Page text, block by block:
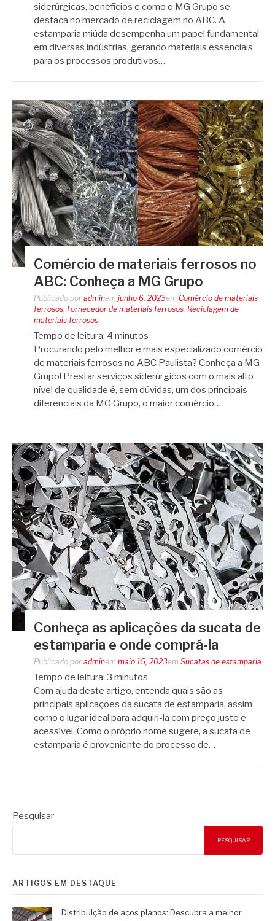
siderúrgicas, benefícios e como o MG Grupo se
destaca no mercado de reciclagem no ABC. A
estamparia miúda desempenha um papel fundamental
em diversas indústrias, gerando materiais essenciais
para os processos produtivos…
Comércio de materiais ferrosos no
ABC: Conheça a MG Grupo
Publicado por adminem junho 6, 2023em Comércio de materiais
ferrosos Fornecedor de materiais ferrosos Reciclagem de
materiais ferrosos
Tempo de leitura: 4 minutos
Procurando pelo melhor e mais especializado comércio
de materiais ferrosos no ABC Paulista? Conheça a MG
Grupo! Prestar serviços siderúrgicos com o mais alto
nível de qualidade é, sem dúvidas, um dos principais
diferenciais da MG Grupo, o maior comércio…
Conheça as aplicações da sucata de
estamparia e onde comprá-la
Publicado por adminem maio 15, 2023em Sucatas de estamparia
Tempo de leitura: 3 minutos
Com ajuda deste artigo, entenda quais são as
principais aplicações da sucata de estamparia, assim
como o lugar ideal para adquiri-la com preço justo e
acessível. Como o próprio nome sugere, a sucata de
estamparia é proveniente do processo de…
Pesquisar
PESQUISAR
ARTIGOS EM DESTAQUE
Distribuição de aços planos: Descubra a melhor